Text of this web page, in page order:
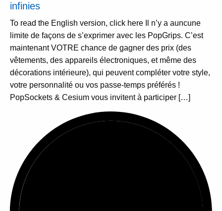
infinies
To read the English version, click here Il n’y a auncune
limite de façons de s’exprimer avec les PopGrips. C’est
maintenant VOTRE chance de gagner des prix (des
vêtements, des appareils électroniques, et même des
décorations intérieure), qui peuvent compléter votre style,
votre personnalité ou vos passe-temps préférés !
PopSockets & Cesium vous invitent à participer […]